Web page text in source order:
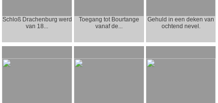
Schloß Drachenburg werd
van 18...
Toegang tot Bourtange
vanaf de...
Gehuld in een deken van
ochtend nevel.